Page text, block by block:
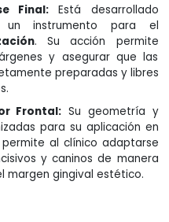
Final: Está desarrollado
un instrumento para el
. Su acción permite
y asegurar que las
preparadas y libres
Frontal: Su geometría y
para su aplicación en
permite al clínico adaptarse
y caninos de manera
margen gingival estético.